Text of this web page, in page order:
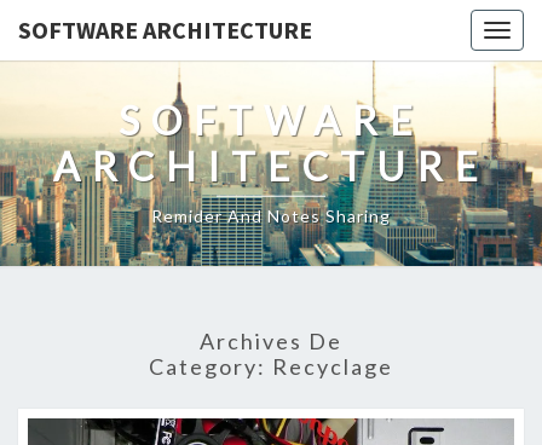
SOFTWARE ARCHITECTURE
SOFTWARE
ARCHITECTURE
Remider And Notes Sharing
Archives De
Category: Recyclage